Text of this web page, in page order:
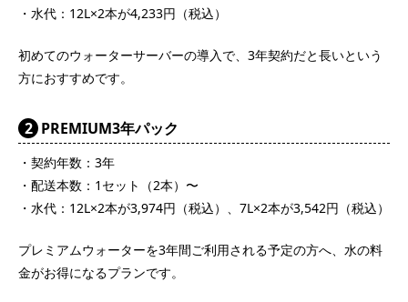
・水代：12L×2本が4,233円（税込）
初めてのウォーターサーバーの導入で、3年契約だと長いという
方におすすめです。
2 PREMIUM3年パック
・契約年数：3年
・配送本数：1セット（2本）〜
・水代：12L×2本が3,974円（税込）、7L×2本が3,542円（税込）
プレミアムウォーターを3年間ご利用される予定の方へ、水の料
金がお得になるプランです。